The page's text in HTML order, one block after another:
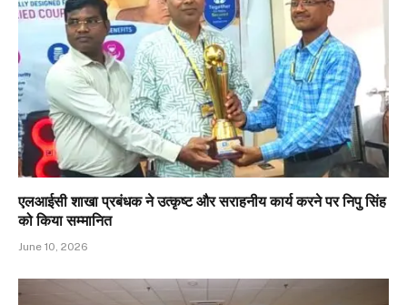
एलआईसी शाखा प्रबंधक ने उत्कृष्ट और सराहनीय कार्य करने पर निपु सिंह
को किया सम्मानित
June 10, 2026